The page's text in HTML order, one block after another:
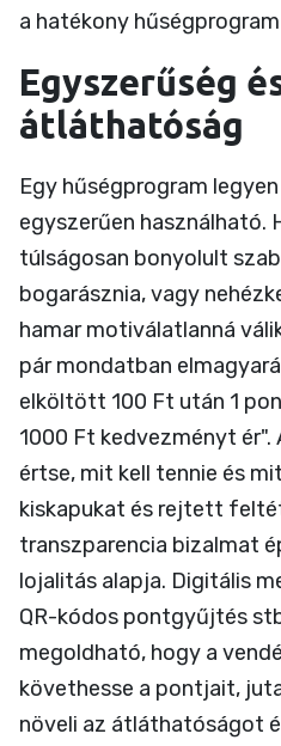
a hatékony
Egyszerűség
átláthatóság
Egy hűségprogram
egyszerűen használható.
túlságosan bonyolult
bogarásznia, vagy
hamar motiválatlanná
pár mondatban
elköltött 100 Ft után 1
1000 Ft kedvezményt ér".
értse, mit kell tennie és
kiskapukat és rejtett
transzparencia bizalmat
lojalitás alapja. Digitális
QR-kódos pontgyűjtés
megoldható, hogy a
követhesse a pontjait,
növeli az átláthatóságot